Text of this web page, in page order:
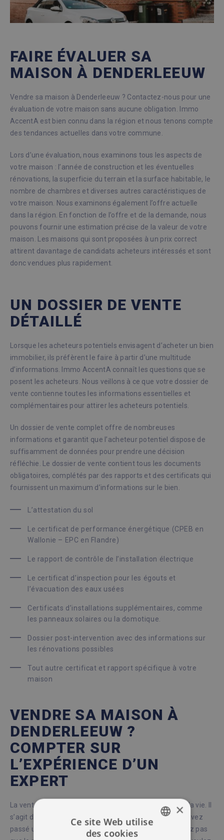
FAIRE ÉVALUER SA
MAISON À DENDERLEEUW
Vendre sa maison à Denderleeuw ? Contactez-nous pour une
évaluation de votre maison sans aucune obligation. Immo
AccentA est bien connu dans la région et nous tenons compte
des tendances actuelles dans votre commune.
Lors d’une évaluation, nous examinons tous les aspects de
votre maison : l’année de construction et les éventuelles
rénovations, la superficie du terrain et la surface habitable, le
nombre de chambres et diverses autres caractéristiques de
votre maison. Nous examinons également l’offre actuelle
dans la région. En fonction de l’offre et de la demande, nous
pouvons fournir une estimation précise de la valeur de votre
maison. Les maisons qui sont proposées à un prix correct
attirent davantage de candidats acheteurs intéressés et sont
donc vendues plus rapidement.
UN DOSSIER DE VENTE
DÉTAILLÉ
Lorsque les acheteurs potentiels envisagent d’acheter un bien
immobilier, ils préfèrent le faire à partir d’une multitude
d’informations. Immo AccentA connaît les questions que se
posent les acheteurs. Nous veillons à ce que votre dossier de
vente contienne toutes les informations essentielles et
complémentaires pour attirer les acheteurs potentiels.
Un dossier de vente complet offre de nombreuses
informations et garantit que l’acheteur potentiel dispose de
suffisamment de données pour prendre une décision
réfléchie. Le dossier de vente contient tous les documents
obligatoires, complétés par des rapports et des certificats qui
fournissent un maximum d’informations sur le bien.
L’attestation du sol
Le certificat de performance énergétique (CPEB en
Wallonie – EPC en Flandre)
Le rapport de contrôle de l’installation électrique
Le certificat d’inspection pour les égouts et
l’évacuation des eaux usées
Certificats d’installations supplémentaires, comme
les panneaux solaires ou la domotique.
Dossier post-intervention avec des informations sur
les rénovations possibles
Tout autre certificat et rapport spécifique à votre
maison
VENDRE SA MAISON À
DENDERLEEUW ?
COMPTER SUR
L’EXPÉRIENCE D’UN
EXPERT
​​La vente de sa maison est une étape importante dans la vie. Il
s’agit d’une propriété qui vous tient à cœur et où vous avez
passé une partie de votre vie. D’une part, vous ne voulez pas
×
Ce site Web utilise
des cookies